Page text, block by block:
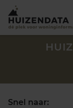
Snel naar: